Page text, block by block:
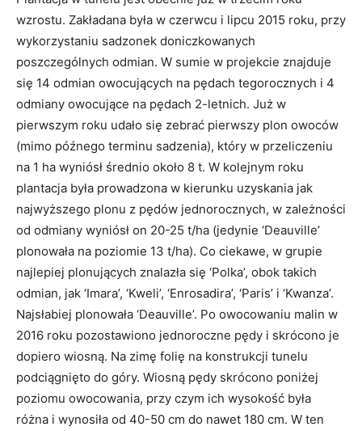
wzrostu. Zakładana była w czerwcu i lipcu 2015 roku, przy
wykorzystaniu sadzonek doniczkowanych
poszczególnych odmian. W sumie w projekcie znajduje
się 14 odmian owocujących na pędach tegorocznych i 4
odmiany owocujące na pędach 2-letnich. Już w
pierwszym roku udało się zebrać pierwszy plon owoców
(mimo późnego terminu sadzenia), który w przeliczeniu
na 1 ha wyniósł średnio około 8 t. W kolejnym roku
plantacja była prowadzona w kierunku uzyskania jak
najwyższego plonu z pędów jednorocznych, w zależności
od odmiany wyniósł on 20-25 t/ha (jedynie ‘Deauville’
plonowała na poziomie 13 t/ha). Co ciekawe, w grupie
najlepiej plonujących znalazła się ‘Polka’, obok takich
odmian, jak ‘Imara’, ‘Kweli’, ‘Enrosadira’, ‘Paris’ i ‘Kwanza’.
Najsłabiej plonowała ‘Deauville’. Po owocowaniu malin w
2016 roku pozostawiono jednoroczne pędy i skrócono je
dopiero wiosną. Na zimę folię na konstrukcji tunelu
podciągnięto do góry. Wiosną pędy skrócono poniżej
poziomu owocowania, przy czym ich wysokość była
różna i wynosiła od 40-50 cm do nawet 180 cm. W ten